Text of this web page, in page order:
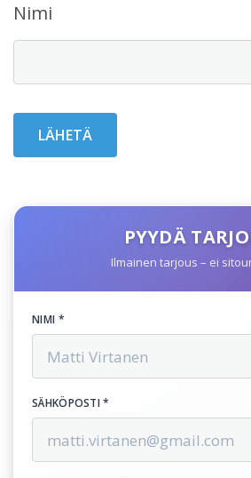
Nimi
PYYDÄ
Ilmainen tarjous – ei
NIMI *
SÄHKÖPOSTI *